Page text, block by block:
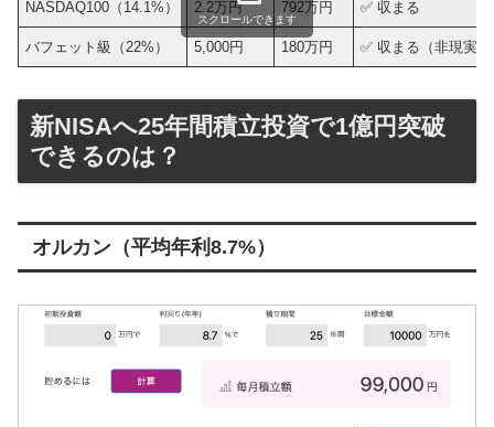
NASDAQ100（14.1%） 2.2万円 792万円 ✅ 収まる
バフェット級（22%） 5,000円 180万円 ✅ 収まる（非現実
スクロールできます
新NISAへ25年間積立投資で1億円突破
できるのは？
オルカン（平均年利8.7%）